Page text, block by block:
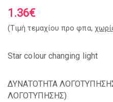
1.36€
(Tιμή τεμαχίου προ φπα,
Star colour changing light
ΔΥΝΑΤΟΤΗΤΑ
ΛΟΓΟΤΥΠΗΣΗΣ)